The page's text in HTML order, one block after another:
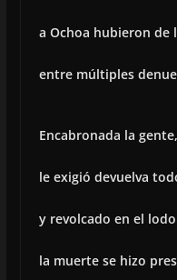
a Ochoa hubieron de
entre múltiples
Encabronada la gente,
le exigió devuelva
y revolcado en el lodo
la muerte se hizo